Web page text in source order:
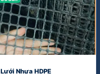
Lưới Nhựa HDPE
home Đời Sống & Gia Dụng
Xem chi tiết →